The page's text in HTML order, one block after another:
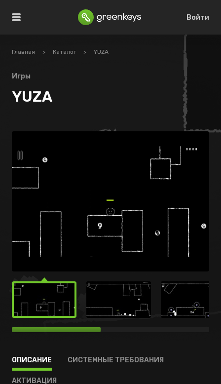
Войти
Главная > Каталог > YUZA
Игры
YUZA
ОПИСАНИЕ СИСТЕМНЫЕ ТРЕБОВАНИЯ
АКТИВАЦИЯ